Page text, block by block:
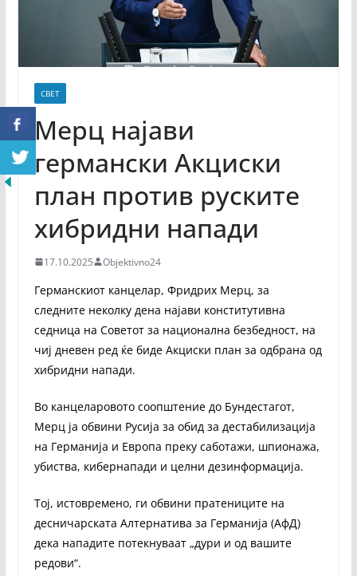
СВЕТ
Мерц најави
германски Акциски
план против руските
хибридни напади
17.10.2025 Objektivno24
Германскиот канцелар, Фридрих Мерц, за
следните неколку дена најави конститутивна
седница на Советот за национална безбедност, на
чиј дневен ред ќе биде Акциски план за одбрана од
хибридни напади.
Во канцеларовото соопштение до Бундестагот,
Мерц ја обвини Русија за обид за дестабилизација
на Германија и Европа преку саботажи, шпионажа,
убиства, кибернапади и целни дезинформација.
Тој, истовремено, ги обвини пратениците на
десничарската Алтернатива за Германија (АфД)
дека нападите потекнуваат „дури и од вашите
редови“.